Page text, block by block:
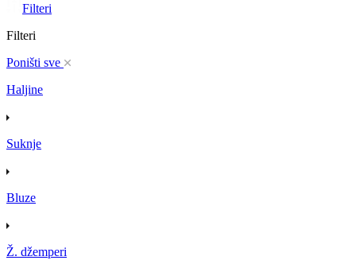
Filteri
Filteri
Poništi sve
Haljine
Suknje
Bluze
Ž. džemperi